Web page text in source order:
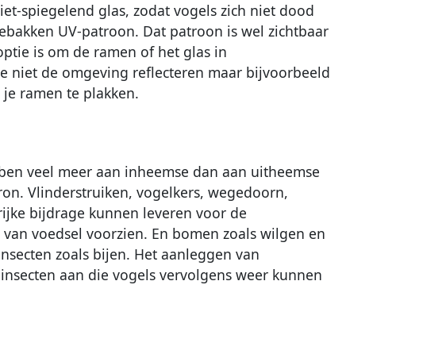
spiegelend glas, zodat vogels zich niet dood
UV-patroon. Dat patroon is wel zichtbaar
is om de ramen of het glas in
niet de omgeving reflecteren maar bijvoorbeeld
ramen te plakken.
veel meer aan inheemse dan aan uitheemse
Vlinderstruiken, vogelkers, wegedoorn,
bijdrage kunnen leveren voor de
voedsel voorzien. En bomen zoals wilgen en
zoals bijen. Het aanleggen van
aan die vogels vervolgens weer kunnen